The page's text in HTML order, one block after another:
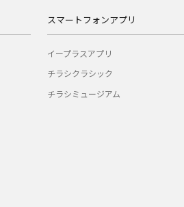
スマートフォンアプリ
イープラスアプリ
チラシクラシック
チラシミュージアム